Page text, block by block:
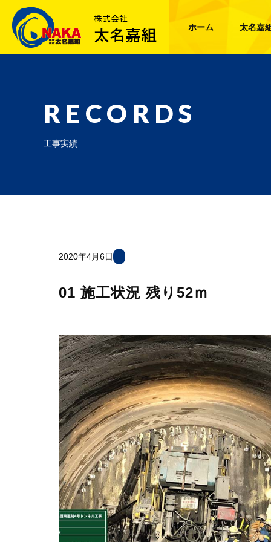
ホーム 太名嘉
RECORDS
工事実績
2020年4月6日
01 施工状況 残り52ｍ